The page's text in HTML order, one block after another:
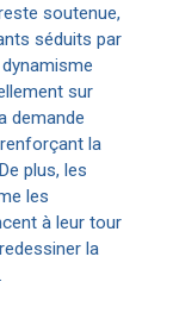
soutenue,
séduits par
sur
demande
la
plus, les
les
à leur tour
la